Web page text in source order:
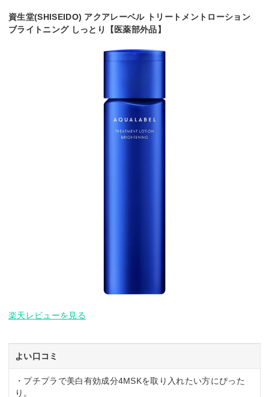
資生堂(SHISEIDO) アクアレーベル トリートメントローション
ブライトニング しっとり【医薬部外品】
楽天レビューを見る
よい口コミ
・プチプラで美白有効成分4MSKを取り入れたい方にぴった
り。